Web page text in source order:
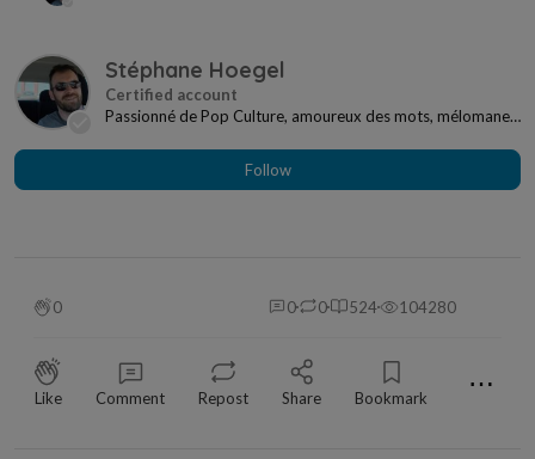
Stéphane Hoegel
Passionné de Pop Culture, amoureux des mots, mélomane
Follow
0 0 0 524 104280
Like Comment Repost Share Bookmark ⋯